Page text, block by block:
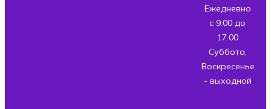
Ежедневно
с 9.00 до
17.00
Суббота,
Воскресенье
- выходной